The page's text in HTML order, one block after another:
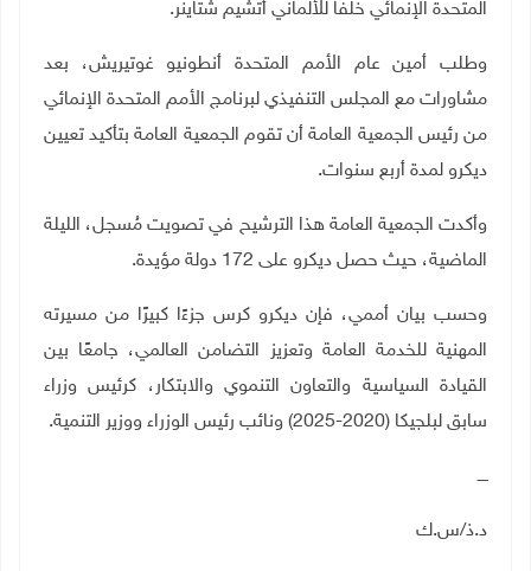
المتحدة الإنمائي خلفا للألماني أتشيم شتاينر.
وطلب أمين عام الأمم المتحدة أنطونيو غوتيريش، بعد
مشاورات مع المجلس التنفيذي لبرنامج الأمم المتحدة الإنمائي
من رئيس الجمعية العامة أن تقوم الجمعية العامة بتأكيد تعيين
ديكرو لمدة أربع سنوات.
وأكدت الجمعية العامة هذا الترشيح في تصويت مُسجل، الليلة
الماضية، حيث حصل ديكرو على 172 دولة مؤيدة
.
وحسب بيان أممي، فإن ديكرو كرس جزءًا كبيرًا من مسيرته
المهنية للخدمة العامة وتعزيز التضامن العالمي، جامعًا بين
القيادة السياسية والتعاون التنموي والابتكار، كرئيس وزراء
سابق لبلجيكا (2020-2025) ونائب رئيس الوزراء ووزير التنمية
.
ــــ
د.ذ/س.ك